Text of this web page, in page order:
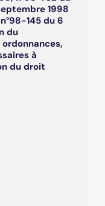
1998
145 du 6
du
à
du droit